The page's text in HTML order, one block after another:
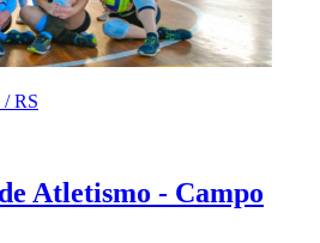
/ RS
Atletismo - Campo